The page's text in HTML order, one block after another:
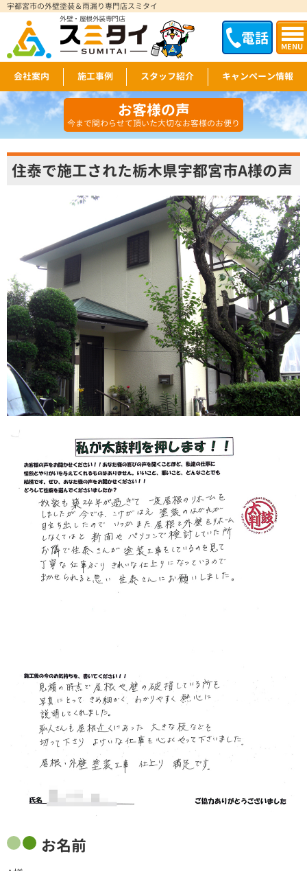
電話 MENU
宇都宮市の外壁塗装＆雨漏り専門店スミタイ
外壁・屋根外装専門店
会社案内 施工事例 スタッフ紹介 キャンペーン情報
お客様の声
今まで関わらせて頂いた大切なお客様のお便り
住泰で施工された栃木県宇都宮市A様の声
お名前